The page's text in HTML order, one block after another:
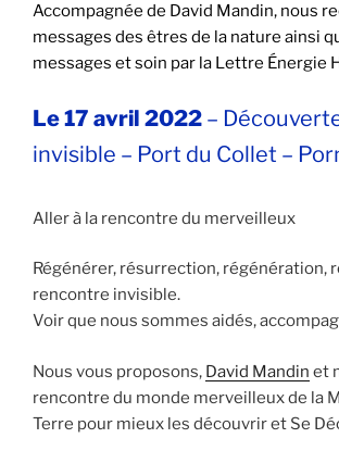
Accompagnée de David Mandin, nous
messages des êtres de la nature ainsi
messages et soin par la Lettre Énergie
Le 17 avril 2022 –
invisible – Port du Collet –
Aller à la rencontre du merveilleux
Régénérer, résurrection, régénération,
rencontre invisible.
Voir que nous sommes aidés,
Nous vous proposons, David Mandin et
rencontre du monde merveilleux de la
Terre pour mieux les découvrir et Se